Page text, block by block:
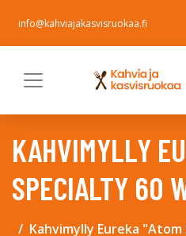
info@kahviajakasvisruokaa.fi
KAHVIMYLLY
SPECIALTY 60
Kahvimylly Eureka